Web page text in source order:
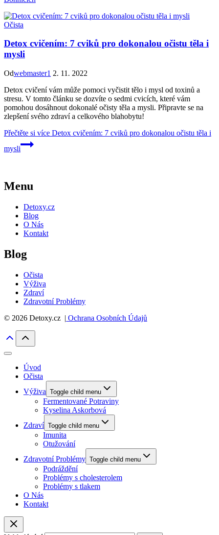
Očista
Detox cvičením: 7 cviků pro dokonalou očistu těla i
mysli
Odwebmaster1 2. 11. 2022
Detox cvičení vám může pomoci vyčistit tělo i mysl od toxinů a
stresu. V tomto článku se dozvíte o sedmi cvicích, které vám
pomohou dosáhnout dokonalé očisty těla a mysli. Připravte se na
zlepšení svého zdraví a celkového blahobytu!
Přečtěte si více Detox cvičením: 7 cviků pro dokonalou očistu těla i
mysli
Menu
Detoxy.cz
Blog
O Nás
Kontakt
Blog
Očista
Výživa
Zdraví
Zdravotní Problémy
© 2026 Detoxy.cz | Ochrana Osobních Údajů
Úvod
Očista
Výživa Toggle child menu
Fermentované Potraviny
Kyselina Askorbová
Zdraví Toggle child menu
Imunita
Otužování
Zdravotní Problémy Toggle child menu
Podráždění
Problémy s cholesterolem
Problémy s tlakem
O Nás
Kontakt